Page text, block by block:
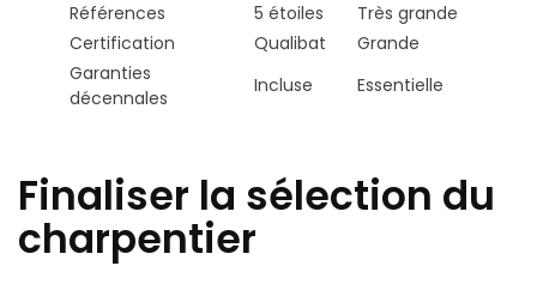
Références
5 étoiles
Très grande
Certification
Qualibat
Grande
Garanties
décennales
Incluse Essentielle
Finaliser la sélection du
charpentier